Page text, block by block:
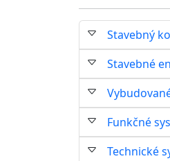
Stavebný
Stavebné
Funkčné
Technické